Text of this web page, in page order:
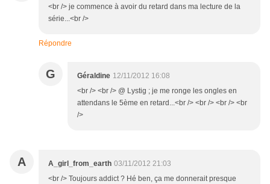
<br /> je commence à avoir du retard dans ma lecture de la
série...<br />
Répondre
G Géraldine 12/11/2012 16:08
<br /> <br /> @ Lystig ; je me ronge les ongles en
attendans le 5ème en retard...<br /> <br /> <br /> <br
/>
A A_girl_from_earth 03/11/2012 21:03
<br /> Toujours addict ? Hé ben, ça me donnerait presque